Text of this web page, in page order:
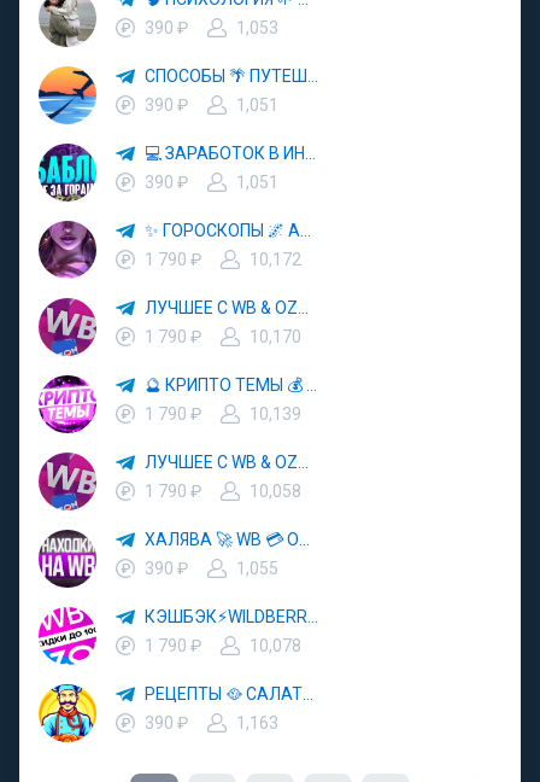
390 ₽
1,053
390 ₽
1,051
390 ₽
1,051
1 790 ₽
10,172
1 790 ₽
10,170
1 790 ₽
10,139
1 790 ₽
10,058
390 ₽
1,055
1 790 ₽
10,078
390 ₽
1,163